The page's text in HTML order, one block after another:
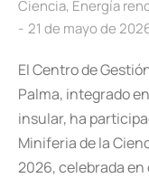
Ciencia, Energía
21 de mayo de
El Centro de
Palma, integrado
insular, ha
Miniferia de la
2026, celebrada en